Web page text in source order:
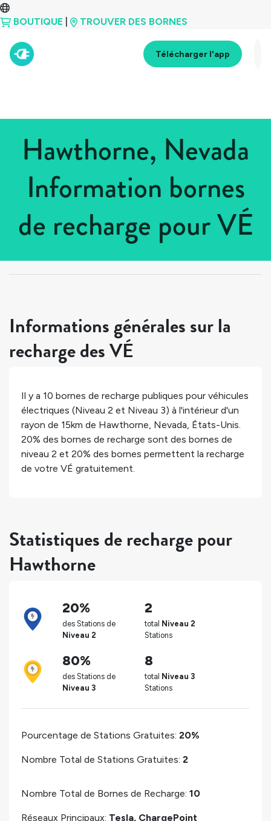
BOUTIQUE TROUVER DES BORNES
Télécharger l'app
Hawthorne, Nevada
Information bornes
de recharge pour VÉ
États-Unis > Nevada
Informations générales sur la
recharge des VÉ
Il y a 10 bornes de recharge publiques pour véhicules
électriques (Niveau 2 et Niveau 3) à l'intérieur d'un
rayon de 15km de Hawthorne, Nevada, États-Unis.
20% des bornes de recharge sont des bornes de
niveau 2 et 20% des bornes permettent la recharge
de votre VÉ gratuitement.
Statistiques de recharge pour
Hawthorne
20%
des Stations de
Niveau 2
2
total Niveau 2
Stations
80%
des Stations de
Niveau 3
8
total Niveau 3
Stations
Pourcentage de Stations Gratuites: 20%
Nombre Total de Stations Gratuites: 2
Nombre Total de Bornes de Recharge: 10
Réseaux Principaux: Tesla, ChargePoint